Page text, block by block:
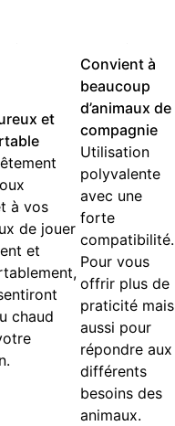
et
à vos
de jouer
et
chaud
Convient à
beaucoup
d’animaux de
compagnie
Utilisation
polyvalente
avec une
forte
compatibilité.
Pour vous
offrir plus de
praticité mais
aussi pour
répondre aux
différents
besoins des
animaux.